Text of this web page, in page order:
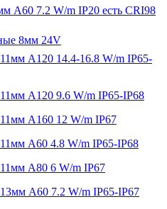
A60 7.2 W/m IP20 есть CRI98
8мм 24V
A120 14.4-16.8 W/m IP65-
A120 9.6 W/m IP65-IP68
A160 12 W/m IP67
A60 4.8 W/m IP65-IP68
A80 6 W/m IP67
A60 7.2 W/m IP65-IP67